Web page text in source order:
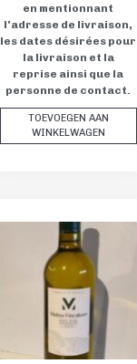
en mentionnant
l'adresse de livraison,
les dates désirées pour
la livraison et la
reprise ainsi que la
personne de contact.
TOEVOEGEN AAN
WINKELWAGEN